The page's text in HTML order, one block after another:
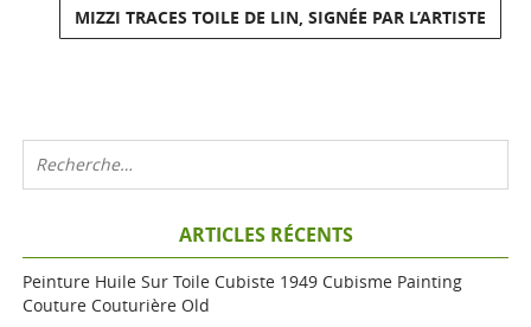
MIZZI TRACES TOILE DE LIN, SIGNÉE PAR L’ARTISTE
ARTICLES RÉCENTS
Peinture Huile Sur Toile Cubiste 1949 Cubisme Painting
Couture Couturière Old